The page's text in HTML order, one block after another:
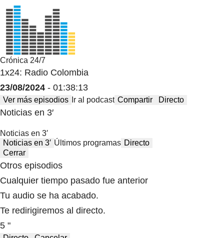
Crónica 24/7
1x24: Radio Colombia
23/08/2024 - 01:38:13
Ver más episodios Ir al podcast Compartir Directo
Noticias en 3′
Noticias en 3′
Noticias en 3′ Últimos programas Directo
Cerrar
Otros episodios
Cualquier tiempo pasado fue anterior
Tu audio se ha acabado.
Te redirigiremos al directo.
5 "